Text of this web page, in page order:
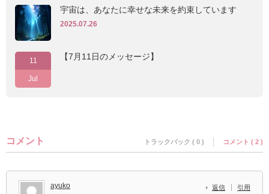
宇宙は、あなたに幸せな未来を約束しています
2025.07.26
11
Jul
【7月11日のメッセージ】
コメント トラックバック ( 0 ) コメント ( 2 )
ayuko 返信 引用